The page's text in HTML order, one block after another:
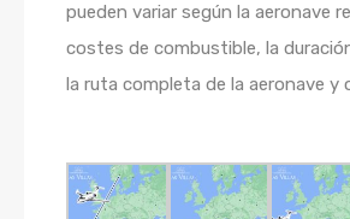
pueden variar según la aeronave
costes de combustible, la
la ruta completa de la aeronave